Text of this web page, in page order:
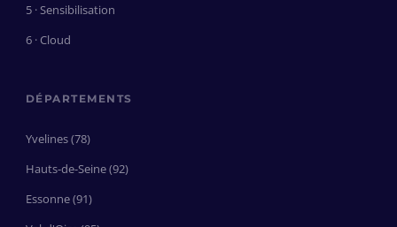
5 · Sensibilisation
6 · Cloud
DÉPARTEMENTS
Yvelines (78)
Hauts-de-Seine (92)
Essonne (91)